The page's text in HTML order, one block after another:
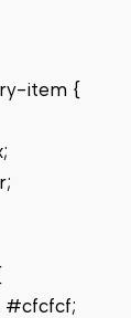
item {
#cfcfcf;